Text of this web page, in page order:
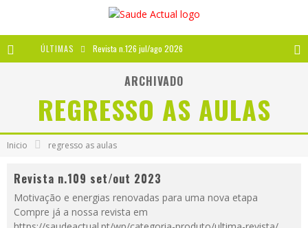
ÚLTIMAS Revista n.126 jul/ago 2026
Revista n.125 mai/jun 2026
Revista n.124 mar/abr 2026
A IMPORTÂNCIA DOS ANTIOXIDANTES
ARCHIVADO
REGRESSO AS AULAS
Inicio regresso as aulas
Revista n.109 set/out 2023
Motivação e energias renovadas para uma nova etapa
Compre já a nossa revista em